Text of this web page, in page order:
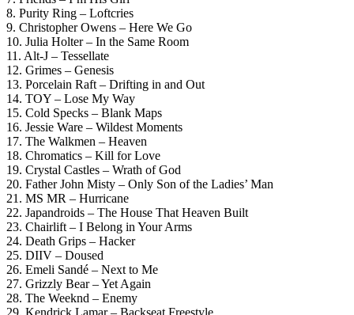
8. Purity Ring – Loftcries
9. Christopher Owens – Here We Go
10. Julia Holter – In the Same Room
11. Alt-J – Tessellate
12. Grimes – Genesis
13. Porcelain Raft – Drifting in and Out
14. TOY – Lose My Way
15. Cold Specks – Blank Maps
16. Jessie Ware – Wildest Moments
17. The Walkmen – Heaven
18. Chromatics – Kill for Love
19. Crystal Castles – Wrath of God
20. Father John Misty – Only Son of the Ladies’ Man
21. MS MR – Hurricane
22. Japandroids – The House That Heaven Built
23. Chairlift – I Belong in Your Arms
24. Death Grips – Hacker
25. DIIV – Doused
26. Emeli Sandé – Next to Me
27. Grizzly Bear – Yet Again
28. The Weeknd – Enemy